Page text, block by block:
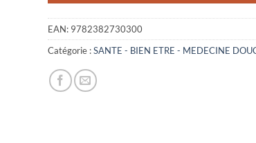
EAN: 9782382730300
Catégorie :SANTE - BIEN ETRE - MEDECINE